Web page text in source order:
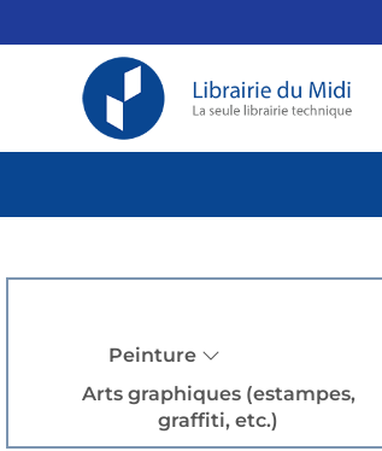
Peinture
Arts graphiques (estampes,
graffiti, etc.)